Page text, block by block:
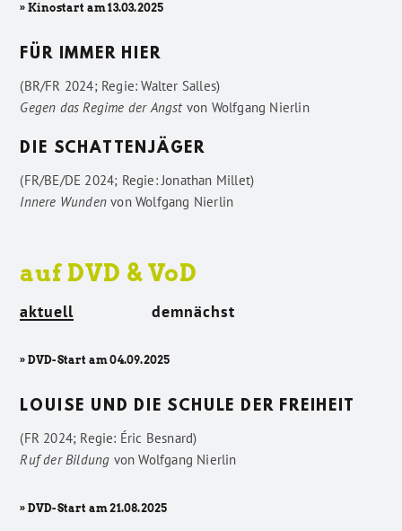
» Kinostart am 13.03.2025
FÜR IMMER HIER
(BR/FR 2024; Regie: Walter Salles)
Gegen das Regime der Angstvon Wolfgang Nierlin
DIE SCHATTENJÄGER
(FR/BE/DE 2024; Regie: Jonathan Millet)
Innere Wunden vonWolfgang Nierlin
auf DVD & VoD
aktuell demnächst
» DVD-Start am 04.09.2025
LOUISE UND DIE SCHULE DER FREIHEIT
(FR 2024; Regie: Éric Besnard)
Ruf der Bildung vonWolfgang Nierlin
» DVD-Start am 21.08.2025